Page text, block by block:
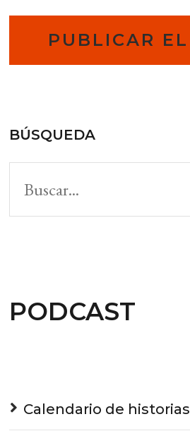
BÚSQUEDA
PODCAST
Calendario de historias